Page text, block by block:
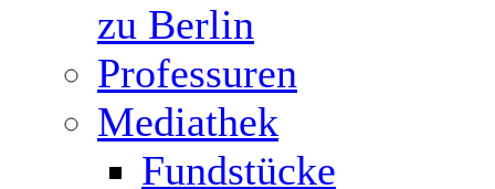
zu Berlin
Professuren
Mediathek
Fundstücke